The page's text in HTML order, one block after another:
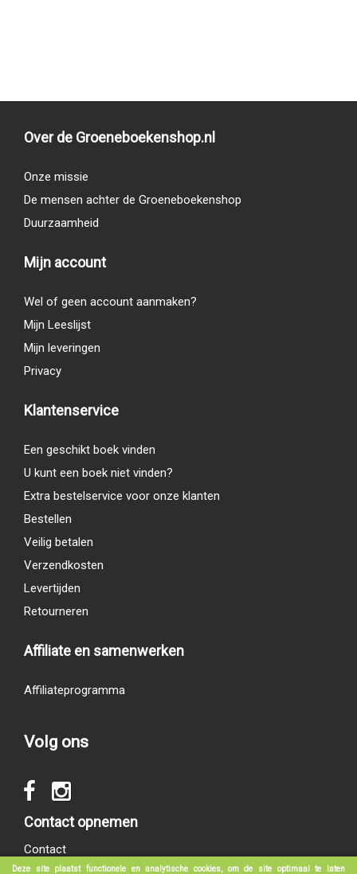
Deze site plaatst functionele en analytische cookies, om de site optimaal te laten
Over de Groeneboekenshop.nl
Onze missie
De mensen achter de Groeneboekenshop
Duurzaamheid
Mijn account
Wel of geen account aanmaken?
Mijn Leeslijst
Mijn leveringen
Privacy
Klantenservice
Een geschikt boek vinden
U kunt een boek niet vinden?
Extra bestelservice voor onze klanten
Bestellen
Veilig betalen
Verzendkosten
Levertijden
Retourneren
Affiliate en samenwerken
Affiliateprogramma
Volg ons
Contact opnemen
Contact